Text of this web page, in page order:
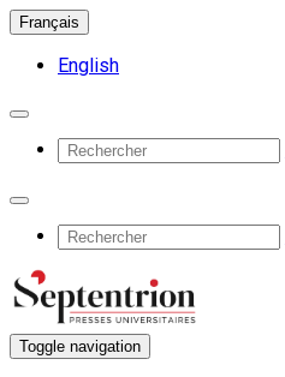
Français
English
Toggle navigation